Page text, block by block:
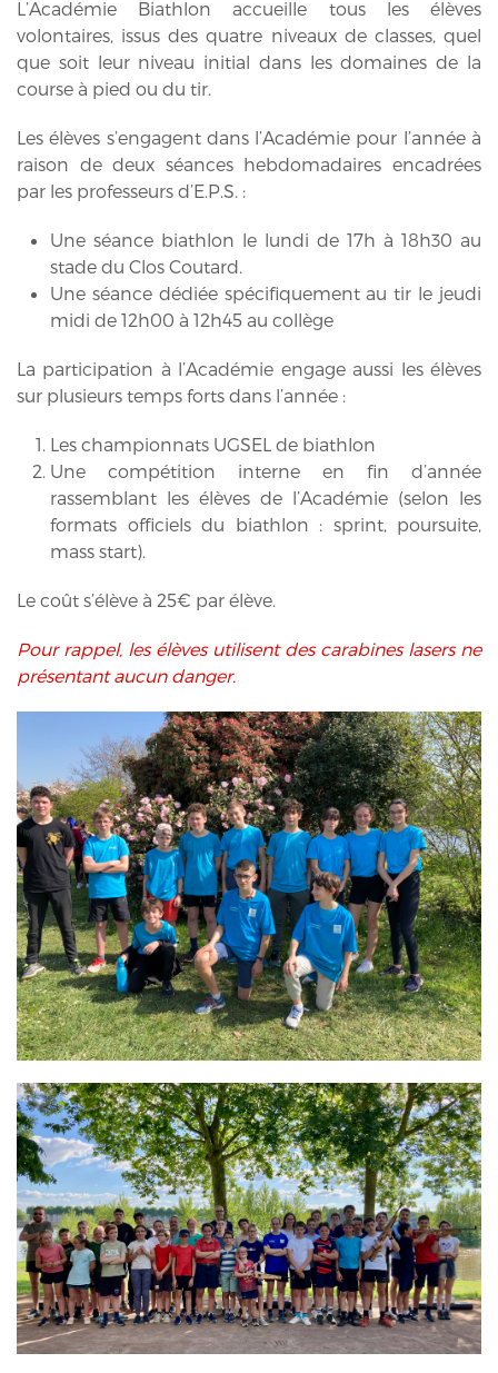
L’Académie Biathlon accueille tous les élèves
volontaires, issus des quatre niveaux de classes, quel
que soit leur niveau initial dans les domaines de la
course à pied ou du tir.
Les élèves s’engagent dans l’Académie pour l’année à
raison de deux séances hebdomadaires encadrées
par les professeurs d’E.P.S. :
Une séance biathlon le lundi de 17h à 18h30 au
stade du Clos Coutard.
Une séance dédiée spécifiquement au tir le jeudi
midi de 12h00 à 12h45 au collège
La participation à l’Académie engage aussi les élèves
sur plusieurs temps forts dans l’année :
Les championnats UGSEL de biathlon
Une compétition interne en fin d’année
rassemblant les élèves de l’Académie (selon les
formats officiels du biathlon : sprint, poursuite,
mass start).
Le coût s’élève à 25€ par élève.
Pour rappel, les élèves utilisent des carabines lasers ne
présentant aucun danger.